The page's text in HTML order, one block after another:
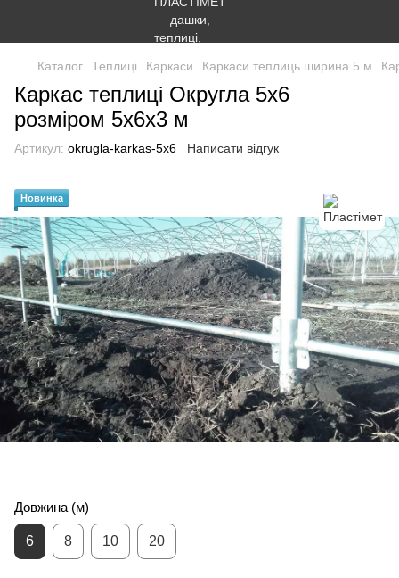
Каталог Теплиці Каркаси Каркаси теплиць ширина 5 м
Каркас теплиці Округла 5x6
розміром 5х6х3 м
Артикул: okrugla-karkas-5x6 Написати відгук
Новинка
Довжина (м)
6 8 10 20